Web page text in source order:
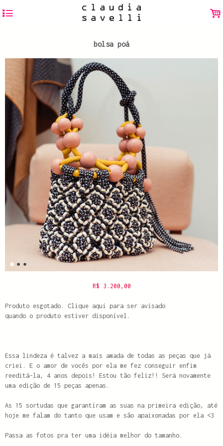
4 .
bolsa poá
R$ 3.200,00
Produto esgotado. Clique aqui para ser avisado
quando o produto estiver disponível.
Essa lindeza é talvez a mais amada de todas as peças que já
criei. E o amor de vocês por ela me fez conseguir enfim
reeditá-la, 4 anos depois! Estou tão feliz!! Será novamente
uma edição de 15 peças apenas.
As 15 sortudas que garantiram as suas na primeira edição, até
hoje me falam do tanto que usam e são apaixonadas por ela <3
Passa as fotos pra ter uma idéia melhor do tamanho.